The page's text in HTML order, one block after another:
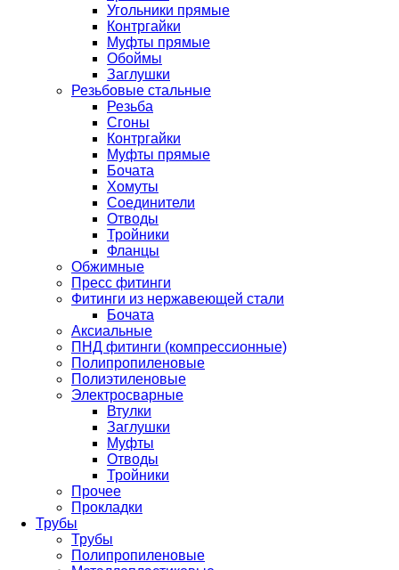
Угольники прямые
Контргайки
Муфты прямые
Обоймы
Заглушки
Резьбовые стальные
Резьба
Сгоны
Контргайки
Муфты прямые
Бочата
Хомуты
Соединители
Отводы
Тройники
Фланцы
Обжимные
Пресс фитинги
Фитинги из нержавеющей стали
Бочата
Аксиальные
ПНД фитинги (компрессионные)
Полипропиленовые
Полиэтиленовые
Электросварные
Втулки
Заглушки
Муфты
Отводы
Тройники
Прочее
Прокладки
Трубы
Трубы
Полипропиленовые